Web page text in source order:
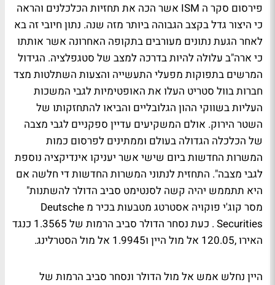
פירסום סקר ה ISM אשר הכה את תחזיות הכלכלנים והראה
כי היצור גדל בקצב הגבוהה ביותר מזה שנה. נתון חיובי זה בא
לאחר הגעת נתונים מעורבים בתקופה האחרונה אשר אותתו
כי ארה"ב עלולה להיות בדרכה למצב של סטגפלציה. הגידול
המרשים בתפוקות מפעלי התעשייה והצעות השתלטות מצד
חברות בוול סטריט העלו את האופטימיות לגבי המשכות
העליות בשווקי ההון הגלובליים והביאו להתחזקותו של
השטר הירוק. אולם המשקיעים עדיין ספקניים לגבי מצבה
של הכלכלה הגדולה בעולם וממתינים לפרסום כמות
המשרות החדשות ביום שישי אשר יעניקו אינדיקציה נוספת
לגבי מצבה". התחזית לנתוני המשרות החדשות די חלשה אם
היא תתממש יהיה קשה לסנטימט סביב הדולר להשתנות"
מסר קוג'י פוקויה אסטרטג מטבעות בכיר מ Deutsche
Securities . כעת נסחר הדולר סביב הרמות של 1.3565 כנגד
האירו ,120.05 אל מול היין ו1.9945 אל מול הסטרלינג.
היין נחלש אמש אל מול הדולר ונסחר סביב הרמות של